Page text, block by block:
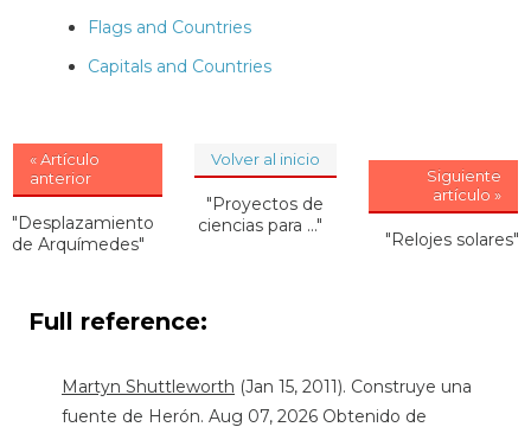
Flags and Countries
Capitals and Countries
« Artículo
anterior
"Desplazamiento
de Arquímedes"
Volver al inicio
"Proyectos de
ciencias para ..."
Siguiente
artículo »
"Relojes solares"
Full reference:
Martyn Shuttleworth (Jan 15, 2011). Construye una
fuente de Herón. Aug 07, 2026 Obtenido de